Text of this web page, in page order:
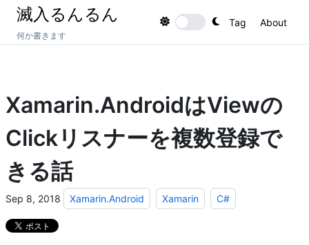
滅入るんるん
何か書きます
Toggle theme
Tag About
Xamarin.AndroidはViewの
Clickリスナーを複数登録で
きる話
Sep 8, 2018 Xamarin.Android Xamarin C#